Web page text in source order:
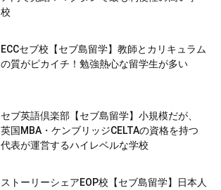
校
ECCセブ校【セブ島留学】教師とカリキュラム
の質がピカイチ！勉強熱心な留学生が多い
セブ英語倶楽部【セブ島留学】小規模だが、
英国MBA・ケンブリッジCELTAの資格を持つ
代表が運営するハイレベルな学校
ストーリーシェアEOP校【セブ島留学】日本人